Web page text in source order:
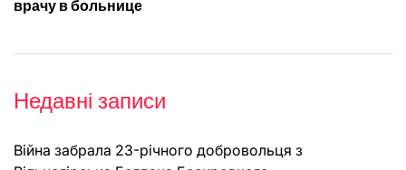
врачу в больнице
Недавні записи
Війна забрала 23-річного добровольця з